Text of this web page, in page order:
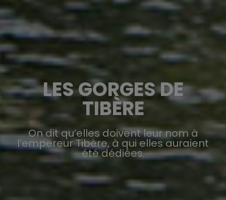
LES GORGES DE
TIBÈRE
On dit qu’elles doivent leur nom à
l’empereur Tibère, à qui elles auraient
été dédiées.